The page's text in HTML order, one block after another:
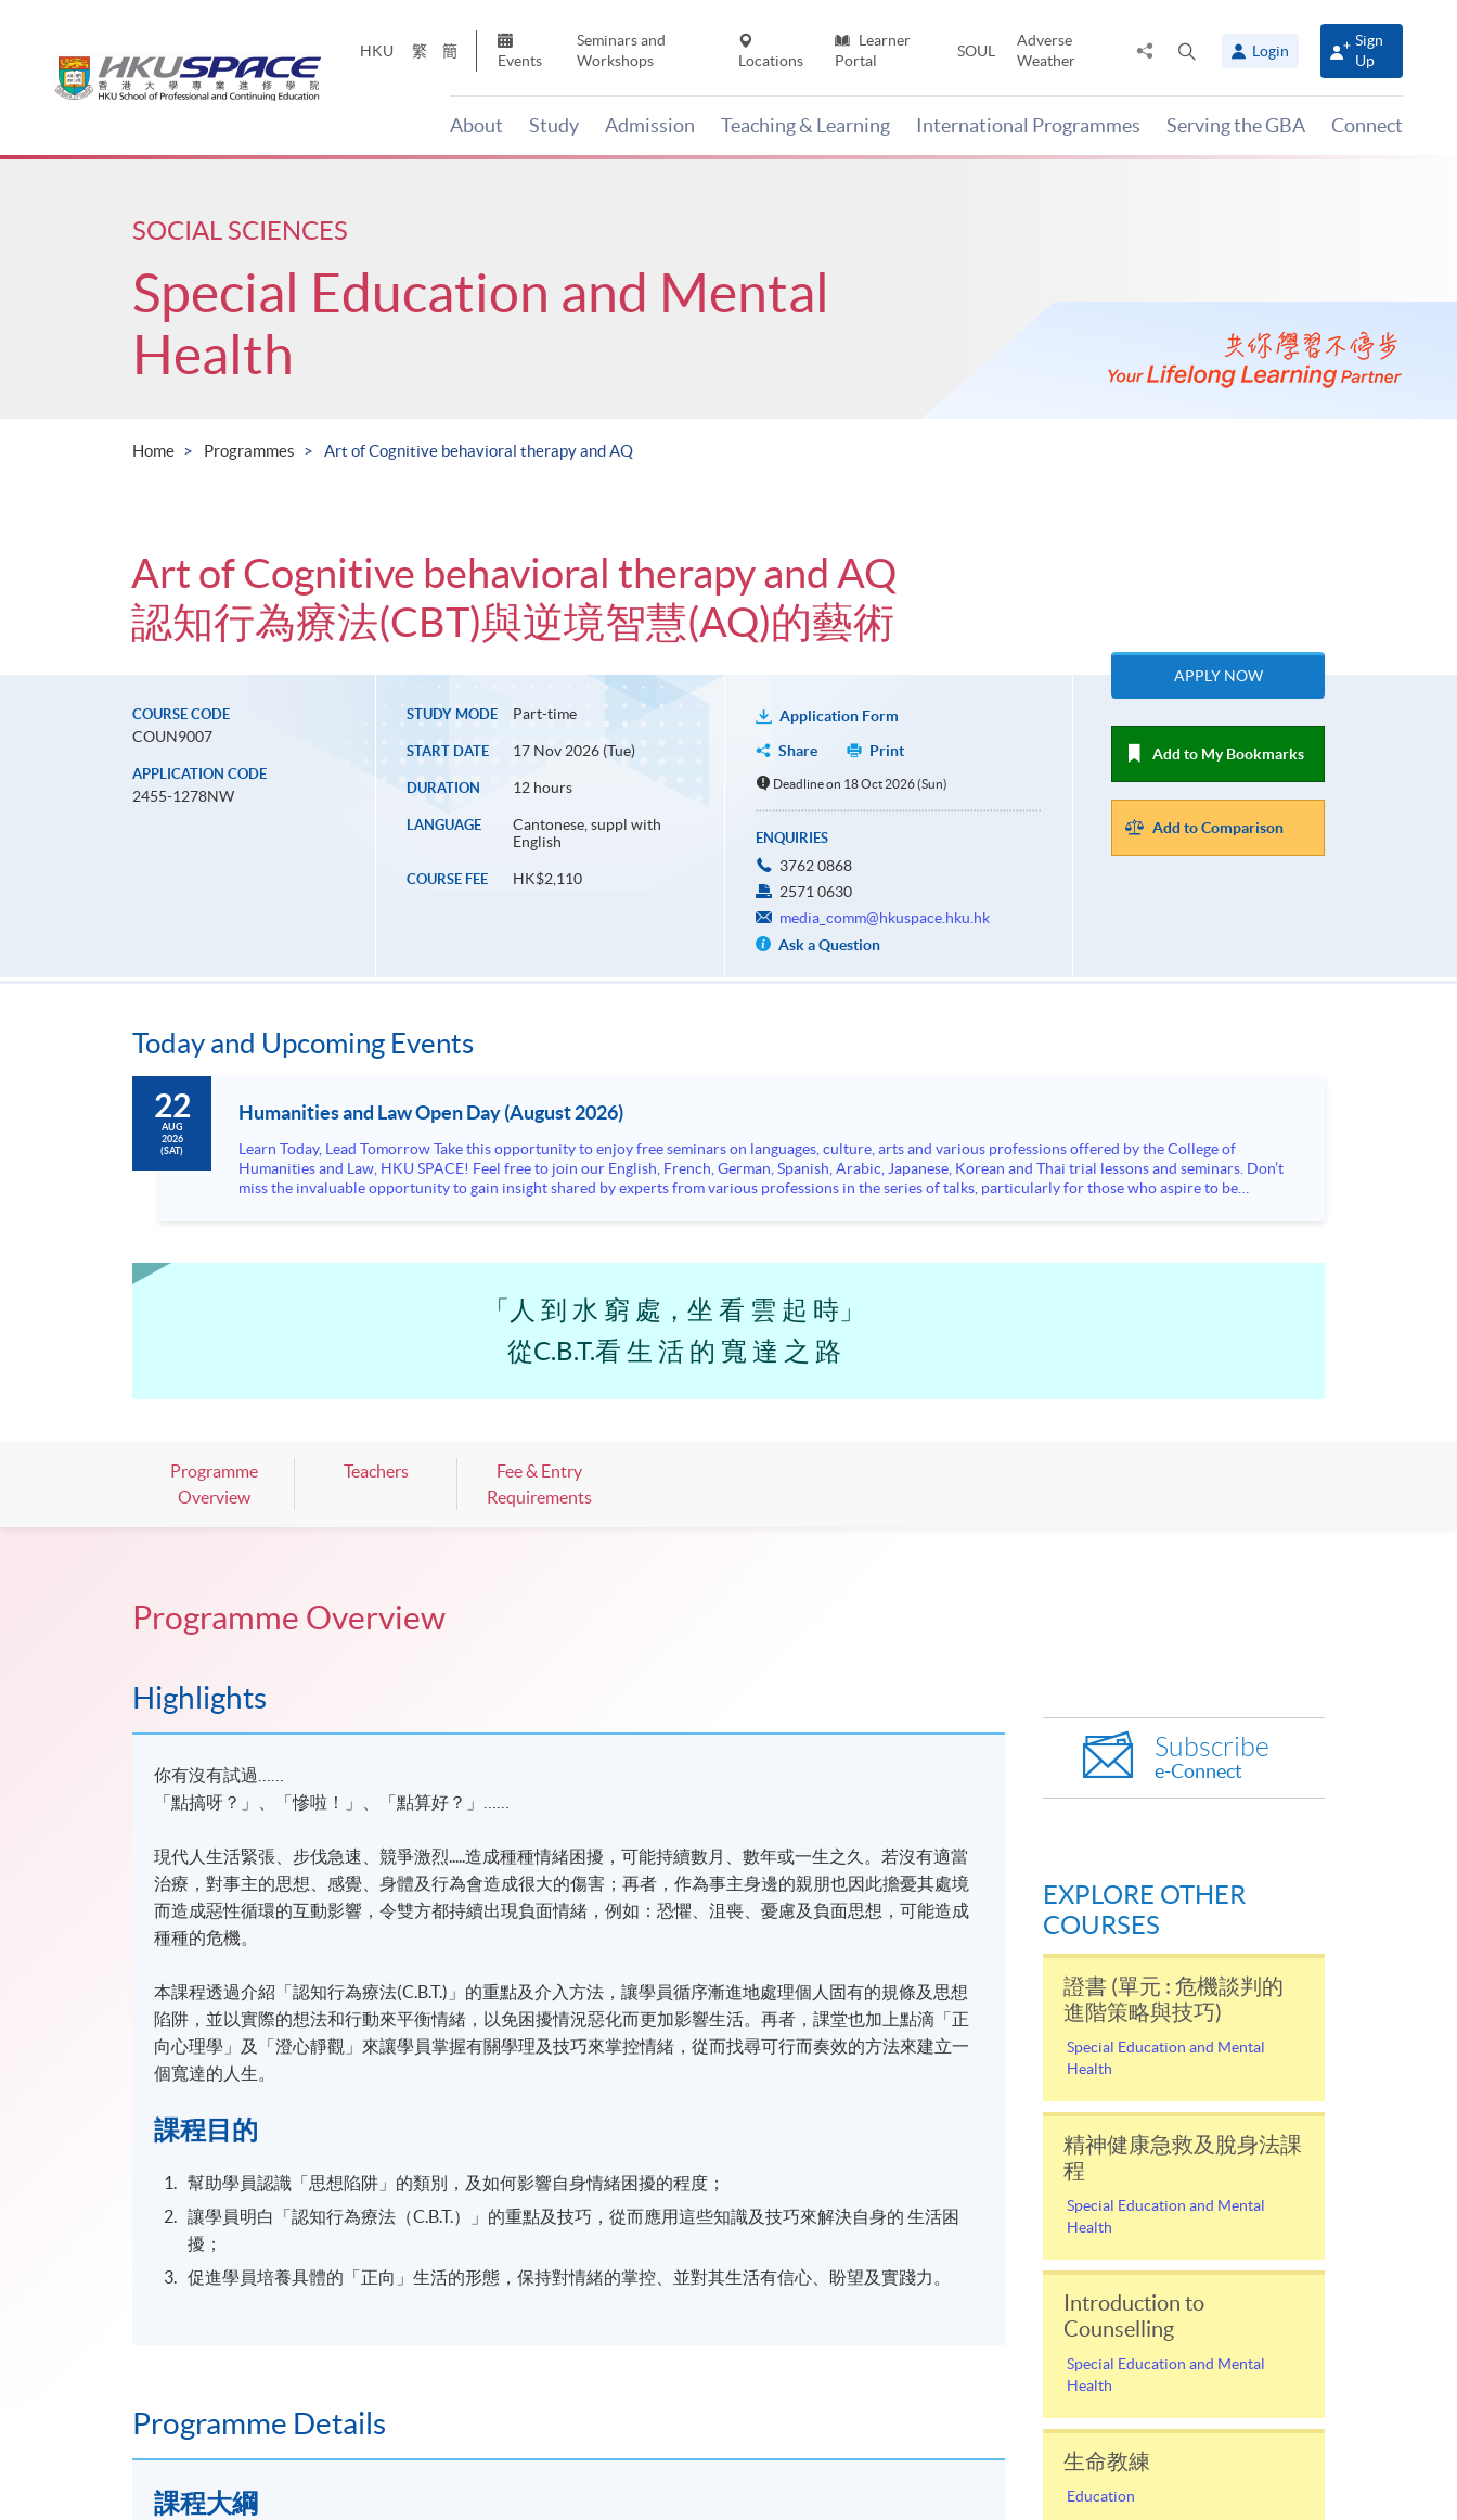
HKU 繁 簡
Events
Seminars and
Workshops
Locations
Learner
Portal
SOUL
Adverse
Weather
Share
panel
Login
Sign
Up
About Study Admission Teaching & Learning International Programmes Serving the GBA Connect
Main
SOCIAL SCIENCES
Special Education and Mental
Health
Home Programmes Art of Cognitive behavioral therapy and AQ
Art of Cognitive behavioral therapy and AQ
認知行為療法(CBT)與逆境智慧(AQ)的藝術
COURSE CODE
COUN9007
APPLICATION CODE
2455-1278NW
STUDY MODE Part-time
START DATE 17 Nov 2026 (Tue)
DURATION 12 hours
LANGUAGE
Cantonese, suppl with
English
COURSE FEE HK$2,110
Application Form
Share
Print
Deadline on 18 Oct 2026 (Sun)
ENQUIRIES
3762 0868
2571 0630
media_comm@hkuspace.hku.hk
Ask a Question
APPLY NOW
Add to My Bookmarks
Add to Comparison
Today and Upcoming Events
22
AUG
2026
(SAT)
Humanities and Law Open Day (August 2026)
Learn Today, Lead Tomorrow Take this opportunity to enjoy free seminars on languages, culture, arts and various professions offered by the College of
Humanities and Law, HKU SPACE! Feel free to join our English, French, German, Spanish, Arabic, Japanese, Korean and Thai trial lessons and seminars. Don’t
miss the invaluable opportunity to gain insight shared by experts from various professions in the series of talks, particularly for those who aspire to be
「人 到 水 窮 處，坐 看 雲 起 時」
從C.B.T.看 生 活 的 寬 達 之 路
Programme
Overview
Teachers
Fee & Entry
Requirements
Programme Overview
Highlights
你有沒有試過……
「點搞呀？」、「慘啦！」、「點算好？」……
現代人生活緊張、步伐急速、競爭激烈.....造成種種情緒困擾，可能持續數月、數年或一生之久。若沒有適當
治療，對事主的思想、感覺、身體及行為會造成很大的傷害；再者，作為事主身邊的親朋也因此擔憂其處境
而造成惡性循環的互動影響，令雙方都持續出現負面情緒，例如：恐懼、沮喪、憂慮及負面思想，可能造成
種種的危機。
本課程透過介紹「認知行為療法(C.B.T.)」的重點及介入方法，讓學員循序漸進地處理個人固有的規條及思想
陷阱，並以實際的想法和行動來平衡情緒，以免困擾情況惡化而更加影響生活。再者，課堂也加上點滴「正
向心理學」及「澄心靜觀」來讓學員掌握有關學理及技巧來掌控情緒，從而找尋可行而奏效的方法來建立一
個寬達的人生。
課程目的
幫助學員認識「思想陷阱」的類別，及如何影響自身情緒困擾的程度；
讓學員明白「認知行為療法（C.B.T.）」的重點及技巧，從而應用這些知識及技巧來解決自身的 生活困
擾；
促進學員培養具體的「正向」生活的形態，保持對情緒的掌控、並對其生活有信心、盼望及實踐力。
Programme Details
課程大綱
Subscribe
e-Connect
EXPLORE OTHER
COURSES
證書 (單元 : 危機談判的
進階策略與技巧)
Special Education and Mental
Health
精神健康急救及脫身法課
程
Special Education and Mental
Health
Introduction to
Counselling
Special Education and Mental
Health
生命教練
Education